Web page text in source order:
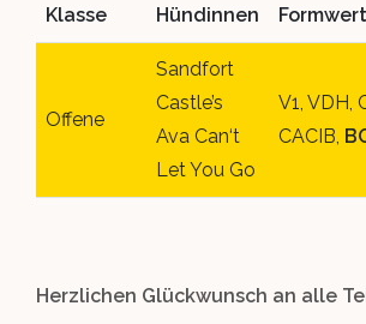
Klasse Hündinnen
Offene
Sandfort
Castle’s
Ava Can‘t
Let You Go
V1, VDH,
CACIB,
Herzlichen Glückwunsch an alle
World Dog Show 2017